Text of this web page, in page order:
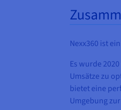
Nexx360 ist
Es wurde
Umsätze zu
bietet eine
Umgebung